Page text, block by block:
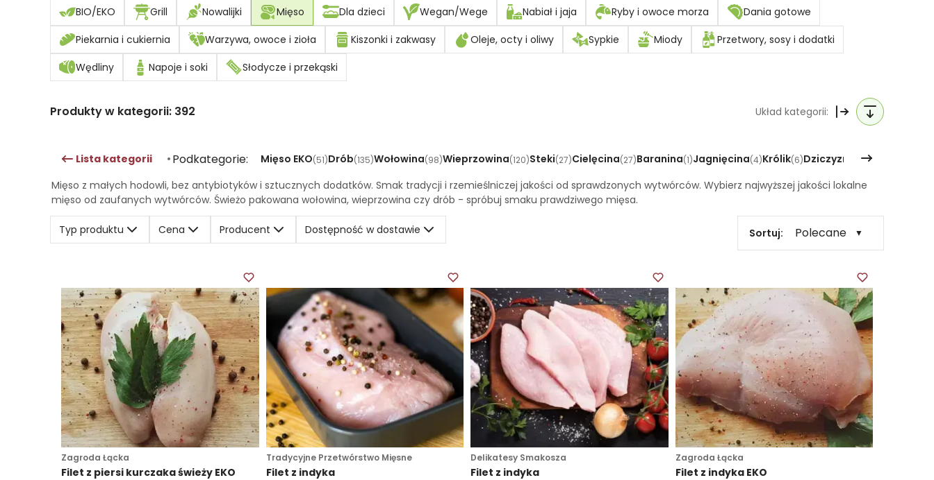
BIO/EKO Grill Nowalijki Mięso Dla dzieci Wegan/Wege Nabiał i jaja Ryby i owoce morza
Dania gotowe
Piekarnia i cukiernia
Warzywa, owoce i zioła Kiszonki i zakwasy Oleje, octy i oliwy Sypkie Miody
Przetwory, sosy i dodatki
Wędliny
Napoje i soki Słodycze i przekąski
Produkty w kategorii: 392 Układ kategorii:
Lista kategorii • Podkategorie: Mięso EKO(51)Drób(135)Wołowina(98)Wieprzowina(120)Steki(27)Cielęcina(27)Baranina(1)Jagnięcina(4)Królik(6)Dziczyzna 1)Smalce
Mięso z małych hodowli, bez antybiotyków i sztucznych dodatków. Smak tradycji i rzemieślniczej jakości od sprawdzonych wytwórców. Wybierz najwyższej jakości lokalne
mięso od zaufanych wytwórców. Świeżo pakowana wołowina, wieprzowina czy drób - spróbuj smaku prawdziwego mięsa.
Typ produktu Cena Producent Dostępność w dostawie Sortuj: Polecane ▼
Zagroda Łącka
Filet z piersi kurczaka świeży EKO
Tradycyjne Przetwórstwo Mięsne
Filet z indyka
Delikatesy Smakosza
Filet z indyka
Zagroda Łącka
Filet z indyka EKO